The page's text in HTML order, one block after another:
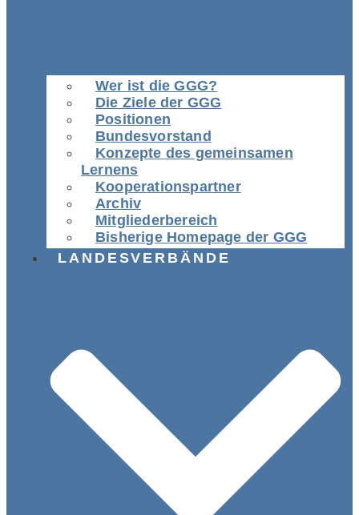
Wer ist die GGG?
Die Ziele der GGG
Positionen
Bundesvorstand
Konzepte des gemeinsamen
Lernens
Kooperationspartner
Archiv
Mitgliederbereich
Bisherige Homepage der GGG
LANDESVERBÄNDE